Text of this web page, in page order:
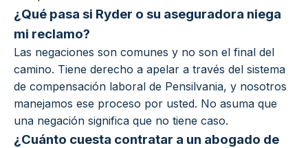
¿Qué pasa si Ryder o su aseguradora niega
mi reclamo?
Las negaciones son comunes y no son el final del
camino. Tiene derecho a apelar a través del sistema
de compensación laboral de Pensilvania, y nosotros
manejamos ese proceso por usted. No asuma que
una negación significa que no tiene caso.
¿Cuánto cuesta contratar a un abogado de